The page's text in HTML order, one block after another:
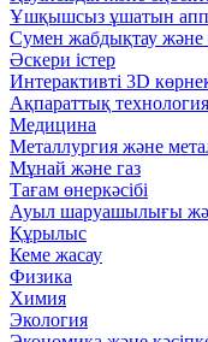
Ұшқышсыз ұшатын
Сумен жабдықтау және
Әскери істер
Интерактивті 3D
Ақпараттық
Медицина
Металлургия және
Мұнай және газ
Тағам өнеркәсібі
Ауыл шаруашылығы
Құрылыс
Кеме жасау
Физика
Химия
Экология